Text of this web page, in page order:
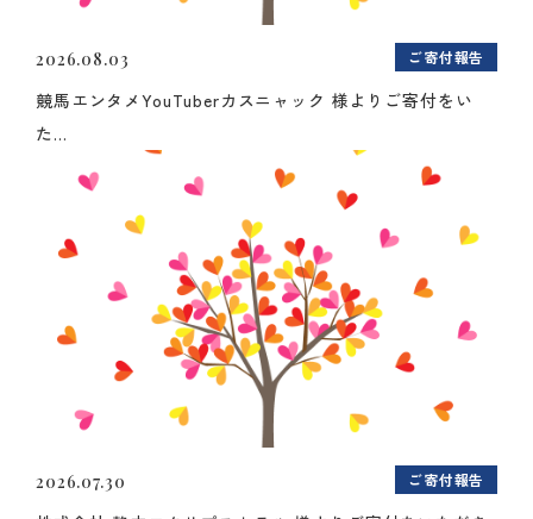
2026.08.03 ご寄付報告
競馬エンタメYouTuberカスニャック 様よりご寄付をい
た...
2026.07.30 ご寄付報告